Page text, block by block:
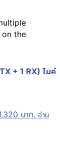
on the
+ 1 RX) ไมค์
บาท. อ่าน